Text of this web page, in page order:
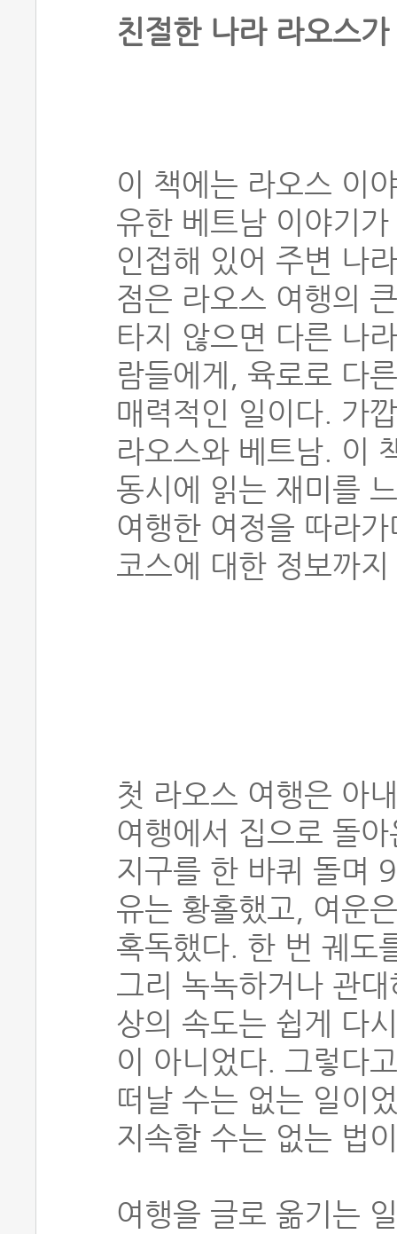
친절한 나라 라오스
이 책에는 라오스 이
유한 베트남 이야기
인접해 있어 주변 나
점은 라오스 여행의
타지 않으면 다른 나
람들에게, 육로로 다
매력적인 일이다. 가
라오스와 베트남. 이
동시에 읽는 재미를
여행한 여정을 따라
코스에 대한 정보까
첫 라오스 여행은 아
여행에서 집으로 돌
지구를 한 바퀴 돌며
유는 황홀했고, 여운
혹독했다. 한 번 궤도
그리 녹녹하거나 관
상의 속도는 쉽게 다
이 아니었다. 그렇다
떠날 수는 없는 일이
지속할 수는 없는 법
여행을 글로 옮기는